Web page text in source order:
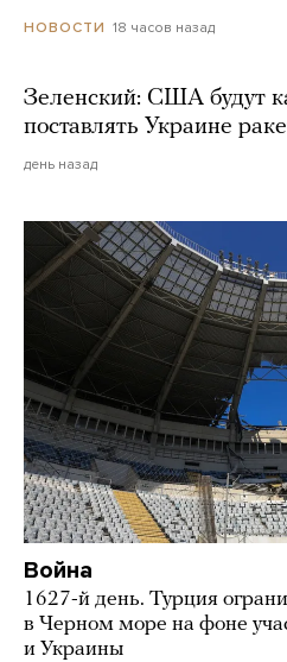
НОВОСТИ 18 часов назад
Зеленский: США будут
поставлять Украине
день назад
Война
1627-й день. Турция
в Черном море на фоне
и Украины